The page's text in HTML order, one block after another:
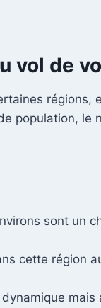
vol de
population, le
sont un
cette région